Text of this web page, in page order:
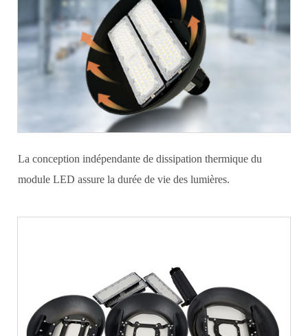
La conception indépendante de dissipation thermique du
module LED assure la durée de vie des lumières.